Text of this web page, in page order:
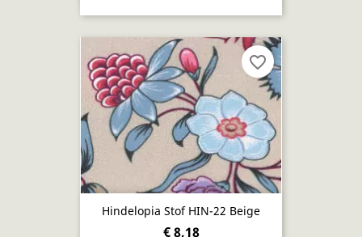
Hindelopia Stof HIN-22 Beige
€ 8,18
favorite_border